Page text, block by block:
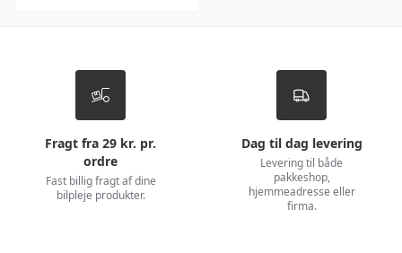
Fragt fra 29 kr. pr.
ordre
Fast billig fragt af dine
bilpleje produkter.
Dag til dag levering
Levering til både
pakkeshop,
hjemmeadresse eller
firma.